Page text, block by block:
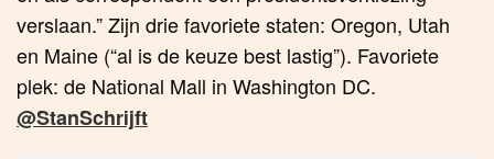
verslaan.” Zijn drie favoriete staten: Oregon, Utah
en Maine (“al is de keuze best lastig”). Favoriete
plek: de National Mall in Washington DC.
@StanSchrijft